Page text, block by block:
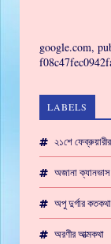
google.com,
LABELS
২১শে
অজানা ক্যানভাস
অপু দুর্গার কতকথা
অরণীর আত্মকথা